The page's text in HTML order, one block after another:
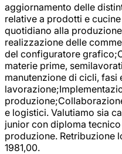
aggiornamento delle
relative a prodotti e
quotidiano alla
realizzazione delle
del configuratore
materie prime,
manutenzione di cicli, fasi
e logistici. Valutiamo sia
junior con diploma
produzione. Retribuzione
1981,00.